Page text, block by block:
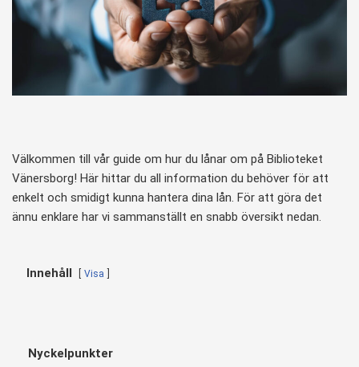
Välkommen till vår guide om hur du lånar om på Biblioteket
Vänersborg! Här hittar du all information du behöver för att
enkelt och smidigt kunna hantera dina lån. För att göra det
ännu enklare har vi sammanställt en snabb översikt nedan.
Innehåll Visa
Nyckelpunkter